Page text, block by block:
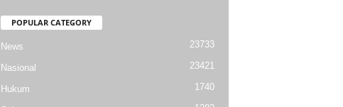
POPULAR CATEGORY
News 23733
Nasional 23421
Hukum 1740